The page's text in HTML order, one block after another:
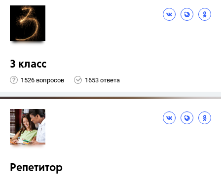
3 класс
1526 вопросов 1653 ответа
Репетитор